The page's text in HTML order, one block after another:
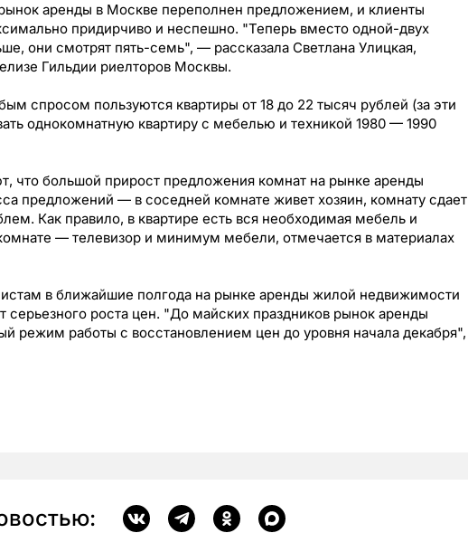
аренды в Москве переполнен предложением, и клиенты
придирчиво и неспешно. "Теперь вместо одной-двух
они смотрят пять-семь", — рассказала Светлана Улицкая,
Гильдии риелторов Москвы.
спросом пользуются квартиры от 18 до 22 тысяч рублей (за эти
однокомнатную квартиру с мебелью и техникой 1980 — 1990
что большой прирост предложения комнат на рынке аренды
предложений — в соседней комнате живет хозяин, комнату сдает
Как правило, в квартире есть вся необходимая мебель и
— телевизор и минимум мебели, отмечается в материалах
в ближайшие полгода на рынке аренды жилой недвижимости
серьезного роста цен. "До майских праздников рынок аренды
режим работы с восстановлением цен до уровня начала декабря",